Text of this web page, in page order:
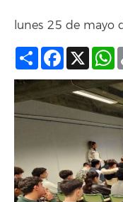
lunes 25 de mayo
Compartir
Facebook
X